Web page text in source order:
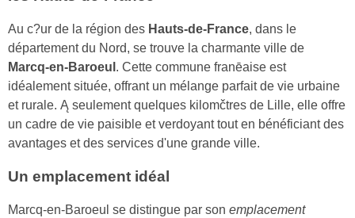
Au c?ur de la région des Hauts-de-France, dans le
département du Nord, se trouve la charmante ville de
Marcq-en-Baroeul . Cette commune franēaise est
idéalement située, offrant un mélange parfait de vie urbaine
et rurale. Ą seulement quelques kilomčtres de Lille, elle offre
un cadre de vie paisible et verdoyant tout en bénéficiant des
avantages et des services d'une grande ville.
Un emplacement idéal
Marcq-en-Baroeul se distingue par son emplacement